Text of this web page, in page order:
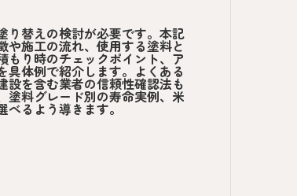
り替えの検討が必要です。本記
や施工の流れ、使用する塗料と
もり時のチェックポイント、ア
体例で紹介します。よくある
設を含む業者の信頼性確認法も
塗料グレード別の寿命実例、米
べるよう導きます。